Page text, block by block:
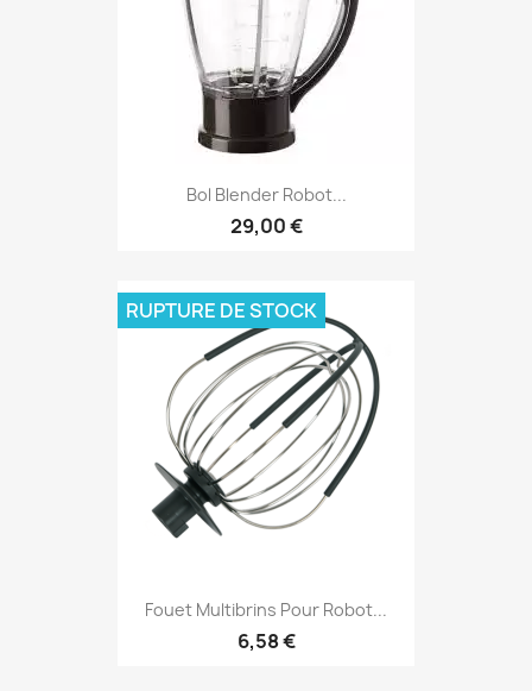
Bol Blender Robot...
29,00 €
Fouet Multibrins Pour Robot...
6,58 €
RUPTURE DE STOCK